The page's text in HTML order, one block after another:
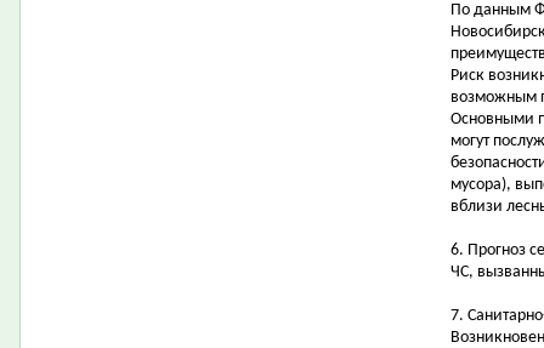
По данным
Риск
возможным
Основными
могут
мусора),
вблизи
6. Прогноз
ЧС,
7.